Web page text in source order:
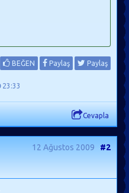
BEĞEN Paylaş Paylaş
23:33
Cevapla
12 Ağustos 2009 #2